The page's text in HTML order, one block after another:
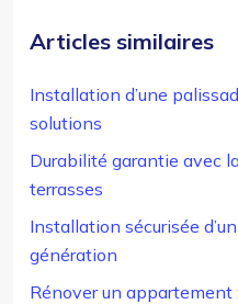
Articles similaires
Installation d’une
solutions
Durabilité garantie avec
terrasses
Installation sécurisée
génération
Rénover un appartement